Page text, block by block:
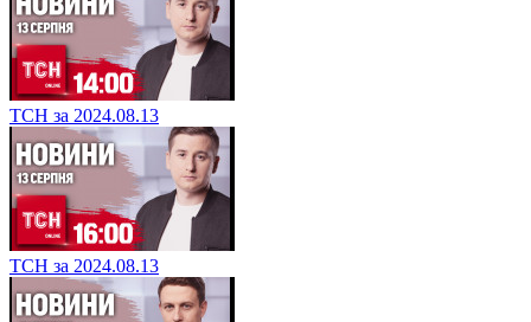
ТСН за 2024.08.13
ТСН за 2024.08.13